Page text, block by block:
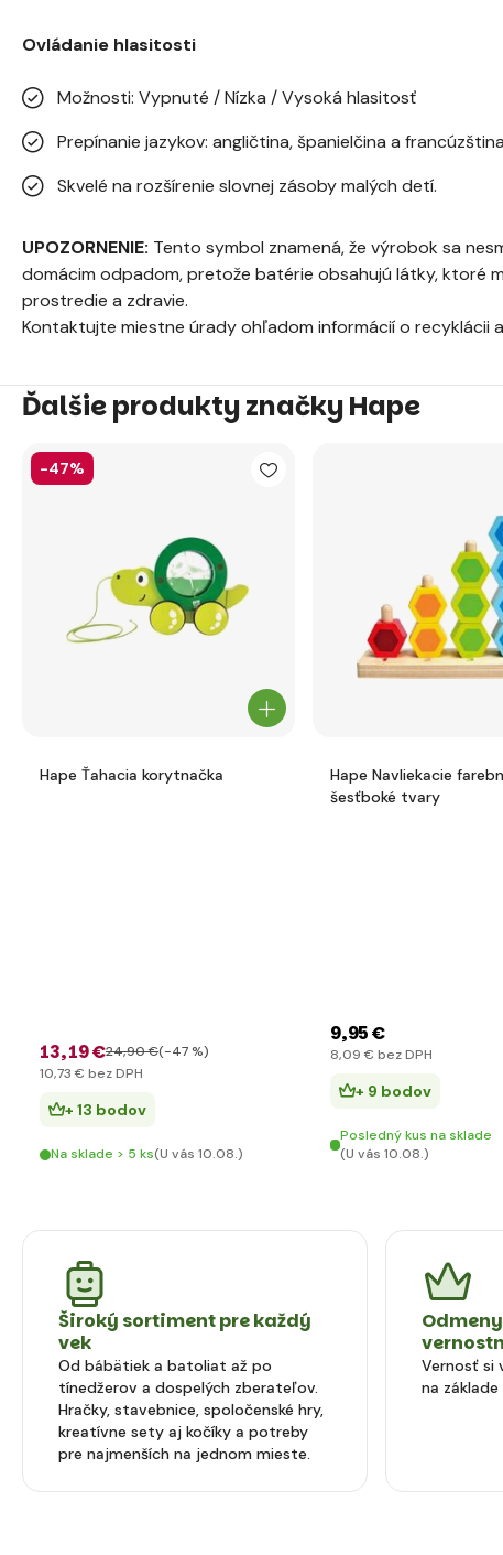
Ovládanie hlasitosti
Možnosti: Vypnuté / Nízka / Vysoká hlasitosť
Prepínanie jazykov: angličtina, španielčina a francúzština
Skvelé na rozšírenie slovnej zásoby malých detí.
UPOZORNENIE: Tento symbol znamená, že výrobok sa
domácim odpadom, pretože batérie obsahujú látky, ktoré
prostredie a zdravie.
Kontaktujte miestne úrady ohľadom informácií o recyklácii
Ďalšie produkty značky Hape
-47%
Hape Ťahacia korytnačka
13,19 €24,90 €(-47 %)
10,73 € bez DPH
+ 13 bodov
Na sklade > 5 ks(U vás 10.08.)
Hape Navliekacie
šesťboké tvary
9,95 €
8,09 € bez DPH
+ 9 bodov
Posledný kus na sklade
(U vás 10.08.)
Široký sortiment pre každý
vek
Od bábätiek a batoliat až po
tínedžerov a dospelých zberateľov.
Hračky, stavebnice, spoločenské hry,
kreatívne sety aj kočíky a potreby
pre najmenších na jednom mieste.
Vernosť si
na